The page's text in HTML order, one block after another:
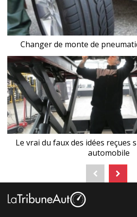
Changer de monte de
Le vrai du faux des idées reçues
automobile